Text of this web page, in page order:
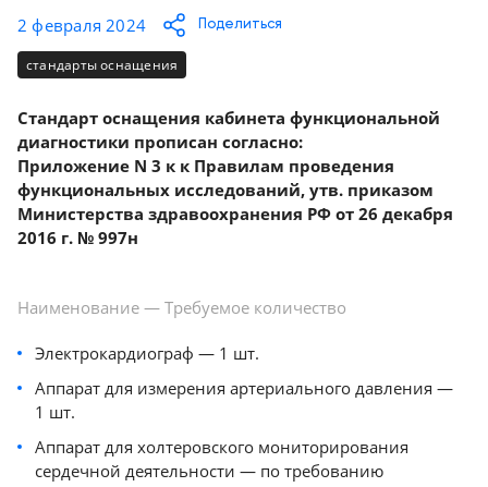
Trade-
in
Демозалы
и
оплата
Карьера
Отзывы
Контакты
(800)
93
2 февраля 2024 Поделиться
стандарты оснащения
Стандарт оснащения кабинета функциональной
диагностики прописан согласно:
Приложение N 3 к к Правилам проведения
функциональных исследований, утв. приказом
Министерства здравоохранения РФ от 26 декабря
2016 г. № 997н
Наименование — Требуемое количество
Электрокардиограф — 1 шт.
Аппарат для измерения артериального давления —
1 шт.
Аппарат для холтеровского мониторирования
сердечной деятельности — по требованию